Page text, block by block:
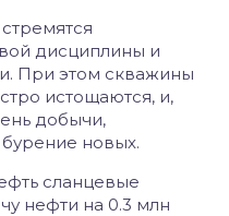
дисциплины и
При этом скважины
истощаются, и,
добычи,
новых.
сланцевые
нефти на 0.3 млн